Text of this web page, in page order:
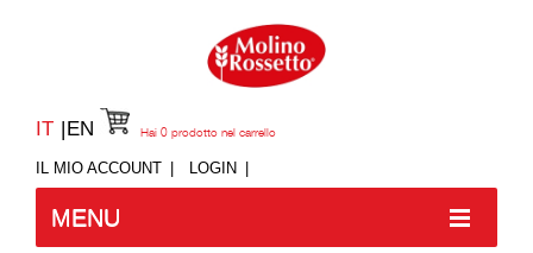
IT EN
IL MIO ACCOUNT LOGIN
Hai 0 prodotto nel carrello
MENU